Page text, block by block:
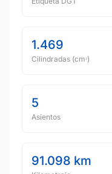
1.469
Cilindradas (cmᵌ)
5
Asientos
91.098 km